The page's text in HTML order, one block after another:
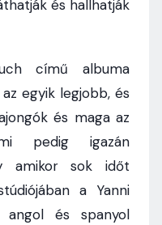
és hallhatják
című albuma
egyik legjobb, és
és maga az
pedig igazán
amikor sok időt
a Yanni
angol és spanyol